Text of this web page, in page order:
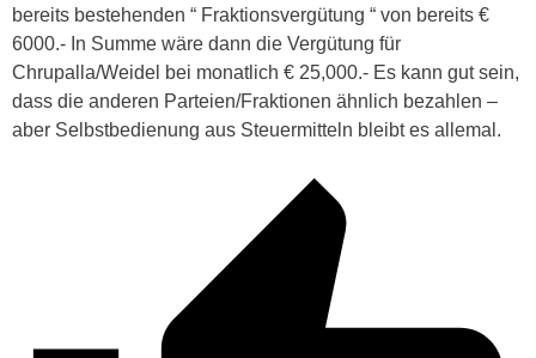
bereits bestehenden “ Fraktionsvergütung “ von bereits €
6000.- In Summe wäre dann die Vergütung für
Chrupalla/Weidel bei monatlich € 25,000.- Es kann gut sein,
dass die anderen Parteien/Fraktionen ähnlich bezahlen –
aber Selbstbedienung aus Steuermitteln bleibt es allemal.